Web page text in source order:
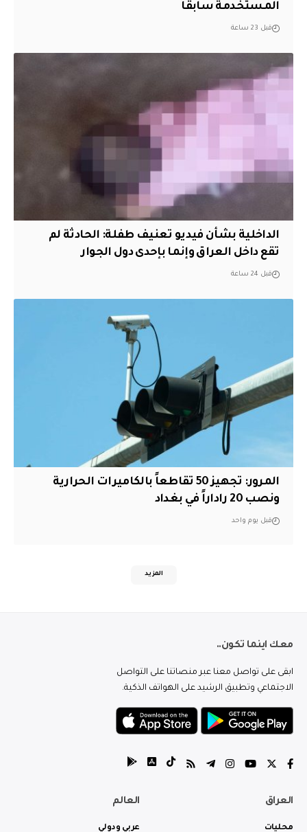
المستخدمة سابقاً
قبل 23 ساعة
الداخلية بشأن فيديو تعنيف طفلة: الحادثة لم
تقع داخل العراق وإنما بإحدى دول الجوار
قبل 24 ساعة
المرور: تجهيز 50 تقاطعاً بالكاميرات الحرارية
ونصب 20 راداراً في بغداد
قبل يوم واحد
المزيد
معك اينما تكون..
ابقى على تواصل معنا عبر منصاتنا على التواصل
الاجتماعي وتطبيق الرشيد على الهواتف الذكية.
العراق
محليات
العالم
عربي ودولي